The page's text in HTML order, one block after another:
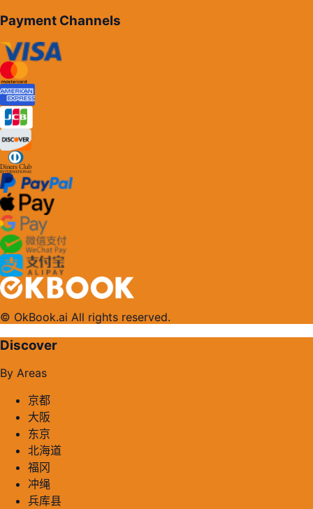
Payment Channels
© OkBook.ai All rights reserved.
Discover
By Areas
京都
大阪
东京
北海道
福冈
冲绳
兵库县